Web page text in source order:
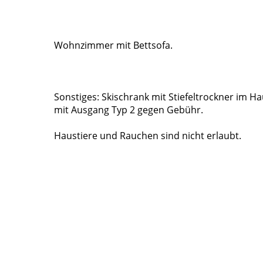
Wohnzimmer mit Bettsofa.
Sonstiges: Skischrank mit Stiefeltrockner im
mit Ausgang Typ 2 gegen Gebühr.
Haustiere und Rauchen sind nicht erlaubt.